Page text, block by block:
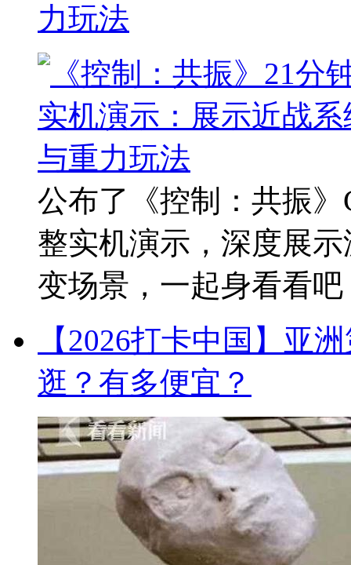
力玩法
公布了《控制：共振》
整实机演示，深度展
变场景，一起身看看
【2026打卡中国】亚
逛？有多便宜？